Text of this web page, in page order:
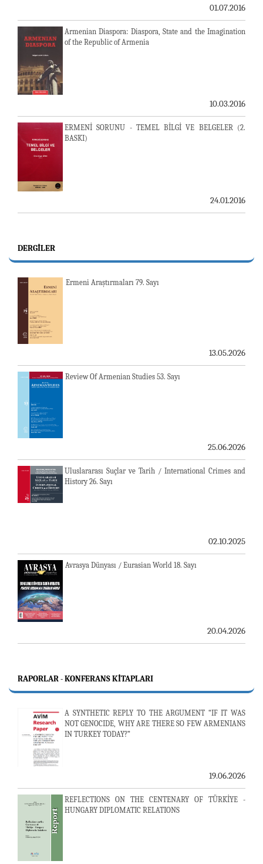
01.07.2016
Armenian Diaspora: Diaspora, State and the Imagination
of the Republic of Armenia
10.03.2016
ERMENİ SORUNU - TEMEL BİLGİ VE BELGELER (2.
BASKI)
24.01.2016
DERGILER
Ermeni Araştırmaları 79. Sayı
13.05.2026
Review Of Armenian Studies 53. Sayı
25.06.2026
Uluslararası Suçlar ve Tarih / International Crimes and
History 26. Sayı
02.10.2025
Avrasya Dünyası / Eurasian World 18. Sayı
20.04.2026
RAPORLAR - KONFERANS KITAPLARI
A SYNTHETIC REPLY TO THE ARGUMENT “IF IT WAS
NOT GENOCIDE, WHY ARE THERE SO FEW ARMENIANS
IN TURKEY TODAY?”
19.06.2026
REFLECTIONS ON THE CENTENARY OF TÜRKİYE -
HUNGARY DIPLOMATIC RELATIONS